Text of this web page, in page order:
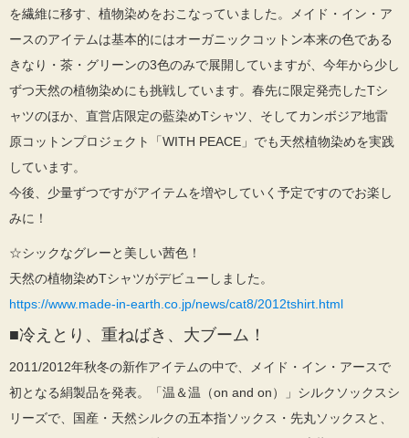
を繊維に移す、植物染めをおこなっていました。メイド・イン・ア
ースのアイテムは基本的にはオーガニックコットン本来の色である
きなり・茶・グリーンの3色のみで展開していますが、今年から少し
ずつ天然の植物染めにも挑戦しています。春先に限定発売したTシ
ャツのほか、直営店限定の藍染めTシャツ、そしてカンボジア地雷
原コットンプロジェクト「WITH PEACE」でも天然植物染めを実践
しています。
今後、少量ずつですがアイテムを増やしていく予定ですのでお楽し
みに！
☆シックなグレーと美しい茜色！
天然の植物染めTシャツがデビューしました。
https://www.made-in-earth.co.jp/news/cat8/2012tshirt.html
■冷えとり、重ねばき、大ブーム！
2011/2012年秋冬の新作アイテムの中で、メイド・イン・アースで
初となる絹製品を発表。「温＆温（on and on）」シルクソックスシ
リーズで、国産・天然シルクの五本指ソックス・先丸ソックスと、